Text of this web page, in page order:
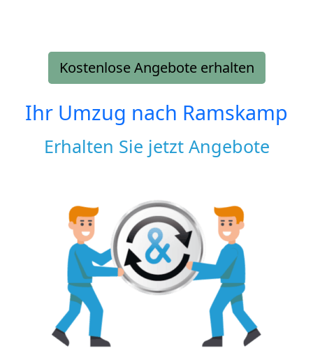
Kostenlose Angebote erhalten
Ihr Umzug nach Ramskamp
Erhalten Sie jetzt Angebote